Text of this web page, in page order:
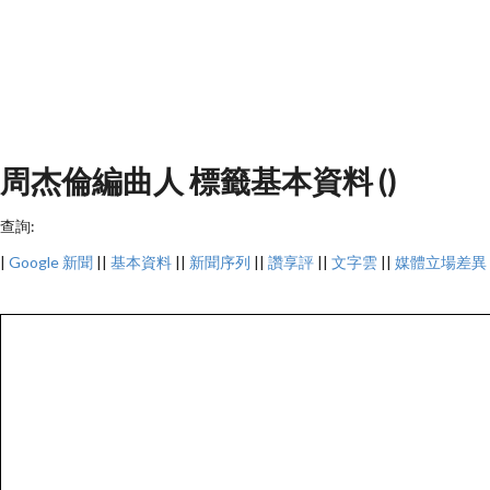
周杰倫編曲人 標籤基本資料 ()
查詢:
| Google 新聞 || 基本資料 || 新聞序列 || 讚享評 || 文字雲 || 媒體立場差異